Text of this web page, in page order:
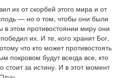
их от скорбей этого мира и от
— но о том, чтобы они были
в этом противостоянии миру они
их. И те, кого хранит Бог,
что кто может противостоять
покровом будут всегда все, кто
за истину. И в этот момент